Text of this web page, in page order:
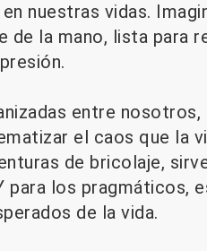
nuestras vidas.
de la mano, lista para
entre
el caos que la
de bricolaje,
para los pragmáticos,
de la vida.